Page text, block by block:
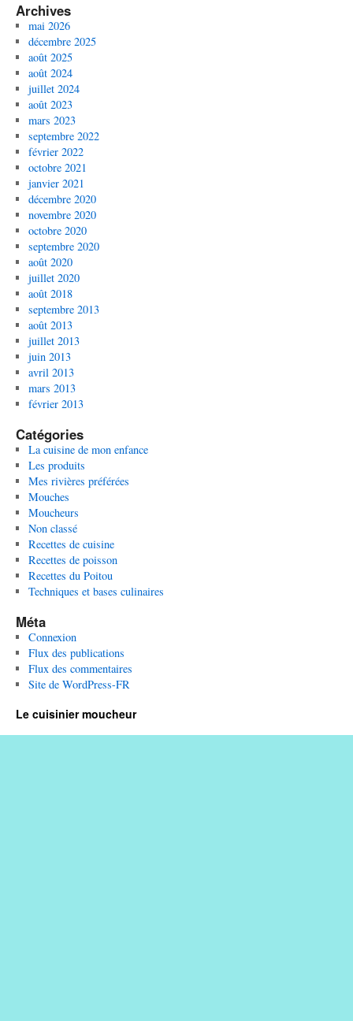
Archives
mai 2026
décembre 2025
août 2025
août 2024
juillet 2024
août 2023
mars 2023
septembre 2022
février 2022
octobre 2021
janvier 2021
décembre 2020
novembre 2020
octobre 2020
septembre 2020
août 2020
juillet 2020
août 2018
septembre 2013
août 2013
juillet 2013
juin 2013
avril 2013
mars 2013
février 2013
Catégories
La cuisine de mon enfance
Les produits
Mes rivières préférées
Mouches
Moucheurs
Non classé
Recettes de cuisine
Recettes de poisson
Recettes du Poitou
Techniques et bases culinaires
Méta
Connexion
Flux des publications
Flux des commentaires
Site de WordPress-FR
Le cuisinier moucheur